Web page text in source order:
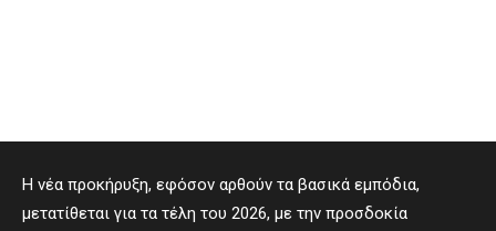
Η νέα προκήρυξη, εφόσον αρθούν τα βασικά εμπόδια,
μετατίθεται για τα τέλη του 2026, με την προσδοκία